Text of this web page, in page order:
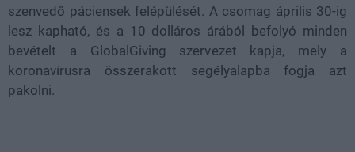
szenvedő páciensek felépülését. A csomag április 30-ig
lesz kapható, és a 10 dolláros árából befolyó minden
bevételt a GlobalGiving szervezet kapja, mely a
koronavírusra összerakott segélyalapba fogja azt
pakolni.